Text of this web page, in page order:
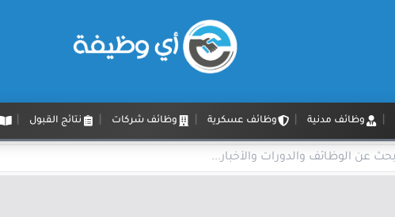
وظائف مدنية وظائف عسكرية وظائف شركات نتائج القبول